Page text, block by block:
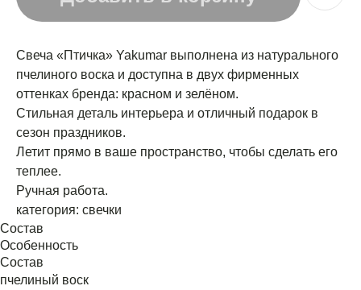
Свеча «Птичка» Yakumar выполнена из натурального
пчелиного воска и доступна в двух фирменных
оттенках бренда: красном и зелёном.
Стильная деталь интерьера и отличный подарок в
сезон праздников.
Летит прямо в ваше пространство, чтобы сделать его
теплее.
Ручная работа.
категория: свечки
Состав
Особенность
Состав
пчелиный воск